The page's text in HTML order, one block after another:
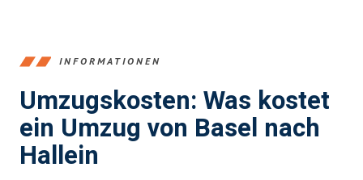
INFORMATIONEN
Umzugskosten: Was kostet
ein Umzug von Basel nach
Hallein